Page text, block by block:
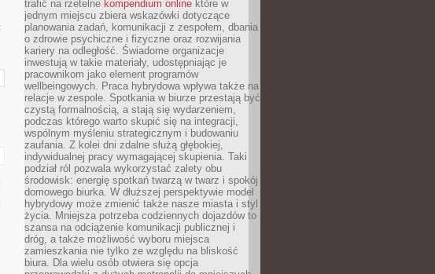
trafić na rzetelne kompendium online które w
jednym miejscu zbiera wskazówki dotyczące
planowania zadań, komunikacji z zespołem, dbania
o zdrowie psychiczne i fizyczne oraz rozwijania
kariery na odległość. Świadome organizacje
inwestują w takie materiały, udostępniając je
pracownikom jako element programów
wellbeingowych. Praca hybrydowa wpływa także na
relacje w zespole. Spotkania w biurze przestają być
czystą formalnością, a stają się wydarzeniem,
podczas którego warto skupić się na integracji,
wspólnym myśleniu strategicznym i budowaniu
zaufania. Z kolei dni zdalne służą głębokiej,
indywidualnej pracy wymagającej skupienia. Taki
podział ról pozwala wykorzystać zalety obu
środowisk: energię spotkań twarzą w twarz i spokój
domowego biurka. W dłuższej perspektywie model
hybrydowy może zmienić także nasze miasta i styl
życia. Mniejsza potrzeba codziennych dojazdów to
szansa na odciążenie komunikacji publicznej i
dróg, a także możliwość wyboru miejsca
zamieszkania nie tylko ze względu na bliskość
biura. Dla wielu osób otwiera się opcja